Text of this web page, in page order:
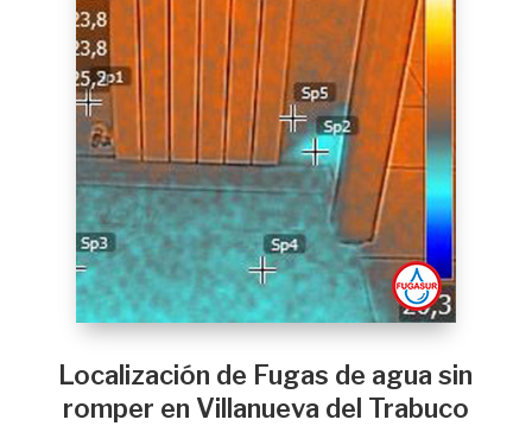
Localización de Fugas de agua sin
romper en Villanueva del Trabuco